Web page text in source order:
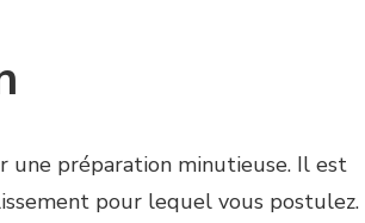
une préparation minutieuse. Il est
pour lequel vous postulez.